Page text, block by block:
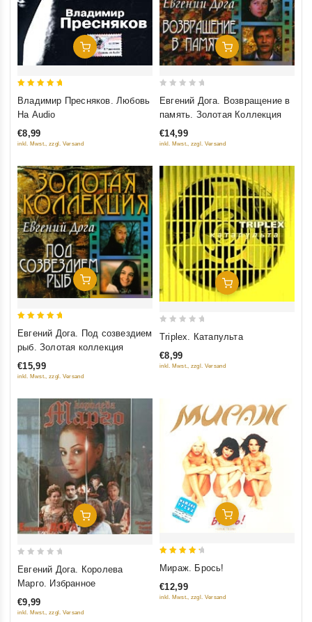
Добавить В Корзину
out of 5
Владимир Пресняков. Любовь
На Audio
€8,99
inkl. Mwst., zzgl. Versand
Добавить В Корзину
5
Евгений Дога. Возвращение в
память. Золотая Коллекция
€14,99
inkl. Mwst., zzgl. Versand
Добавить В Корзину
out of 5
Евгений Дога. Под созвездием
рыб. Золотая коллекция
€15,99
inkl. Mwst., zzgl. Versand
Добавить В Корзину
out
of
Triplex. Катапульта
€8,99
inkl. Mwst., zzgl. Versand
Добавить В Корзину
5
Евгений Дога. Королева
Марго. Избранное
€9,99
inkl. Mwst., zzgl. Versand
Добавить В Корзину
out of 5
Мираж. Брось!
€12,99
inkl. Mwst., zzgl. Versand